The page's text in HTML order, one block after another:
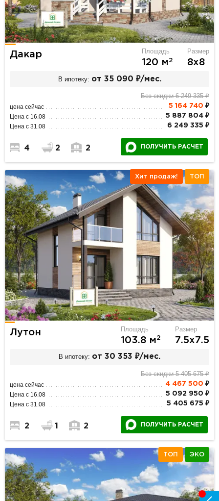
Дакар Площадь
120 м2
Размер
8х8
В ипотеку: от 35 090 ₽/мес.
Без скидки 6 249 335 ₽
цена сейчас 5 164 740 ₽
Цена с 16.08 5 887 804 ₽
Цена с 31.08 6 249 335 ₽
4 2 2 ПОЛУЧИТЬ РАСЧЕТ
Хит продаж! ТОП
Лутон Площадь
103.8 м2
Размер
7.5х7.5
В ипотеку: от 30 353 ₽/мес.
Без скидки 5 405 675 ₽
цена сейчас 4 467 500 ₽
Цена с 16.08 5 092 950 ₽
Цена с 31.08 5 405 675 ₽
2 1 2 ПОЛУЧИТЬ РАСЧЕТ
ТОП ЭКО